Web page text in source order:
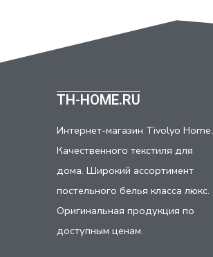
TH-HOME.RU
Интернет-магазин Tivolyo Home.
Качественного текстиля для
дома. Широкий ассортимент
постельного белья класса люкс.
Оригинальная продукция по
доступным ценам.